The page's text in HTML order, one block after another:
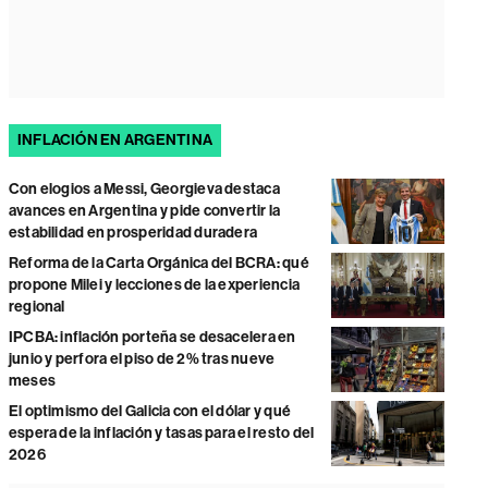
INFLACIÓN EN ARGENTINA
Con elogios a Messi, Georgieva destaca
avances en Argentina y pide convertir la
estabilidad en prosperidad duradera
Reforma de la Carta Orgánica del BCRA: qué
propone Milei y lecciones de la experiencia
regional
IPCBA: inflación porteña se desacelera en
junio y perfora el piso de 2% tras nueve
meses
El optimismo del Galicia con el dólar y qué
espera de la inflación y tasas para el resto del
2026